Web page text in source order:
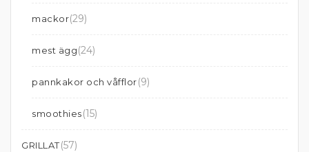
mackor(29)
mest ägg(24)
pannkakor och våfflor(9)
smoothies(15)
GRILLAT(57)